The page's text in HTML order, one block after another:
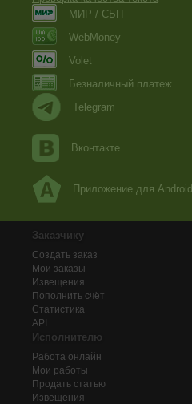
МИР / СБП
WebMoney
Volet
Безналичный платеж
Telegram
Вконтакте
Приложение для Android
Заказчику
Создать заказ
Мои заказы
Извещения
Пополнить счёт
Статистика
API
Исполнителю
Работа онлайн
Мои работы
Продать статью
Извещения